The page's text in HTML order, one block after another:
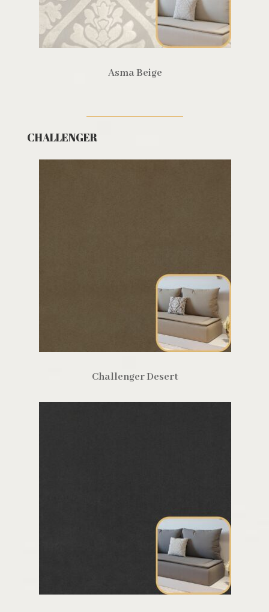
Asma Beige
CHALLENGER
Challenger Desert